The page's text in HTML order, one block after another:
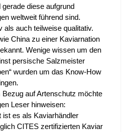
diese aufgrund
weltweit führend sind.
als auch teilweise qualitativ.
China zu einer Kaviarnation
Wenige wissen um den
persische Salzmeister
wurden um das Know-How
Bezug auf Artenschutz möchte
Leser hinweisen:
ist es als Kaviarhändler
CITES zertifizierten Kaviar